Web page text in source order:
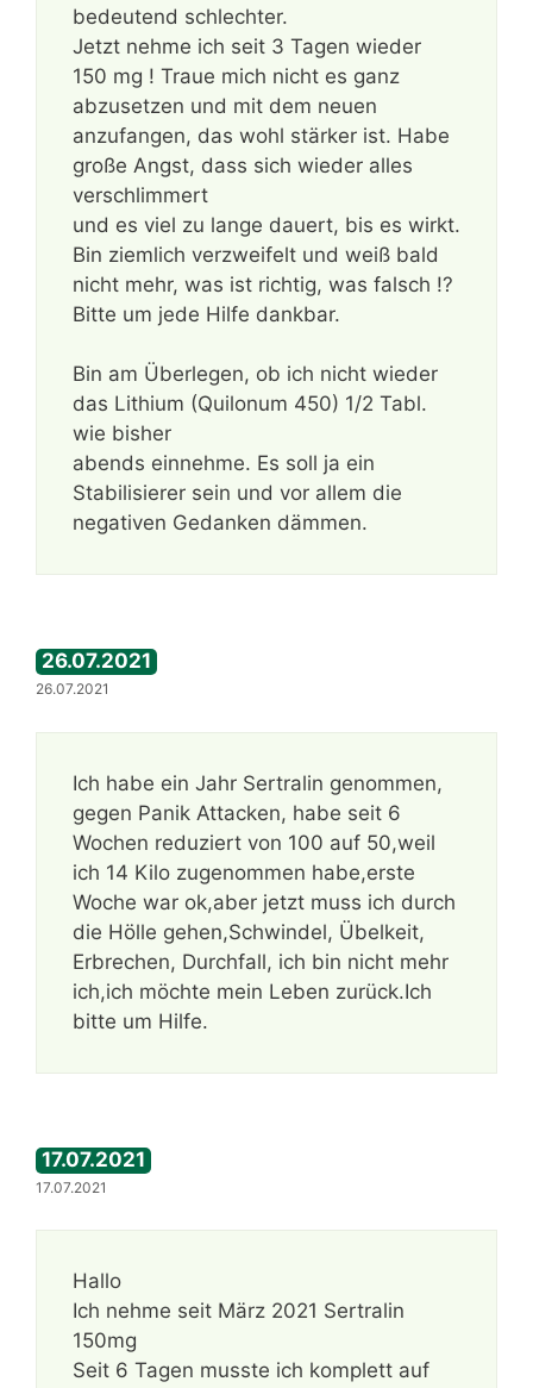
bedeutend schlechter.
Jetzt nehme ich seit 3 Tagen wieder
150 mg ! Traue mich nicht es ganz
abzusetzen und mit dem neuen
anzufangen, das wohl stärker ist. Habe
große Angst, dass sich wieder alles
verschlimmert
und es viel zu lange dauert, bis es wirkt.
Bin ziemlich verzweifelt und weiß bald
nicht mehr, was ist richtig, was falsch !?
Bitte um jede Hilfe dankbar.
Bin am Überlegen, ob ich nicht wieder
das Lithium (Quilonum 450) 1/2 Tabl.
wie bisher
abends einnehme. Es soll ja ein
Stabilisierer sein und vor allem die
negativen Gedanken dämmen.
26.07.2021
26.07.2021
Ich habe ein Jahr Sertralin genommen,
gegen Panik Attacken, habe seit 6
Wochen reduziert von 100 auf 50,weil
ich 14 Kilo zugenommen habe,erste
Woche war ok,aber jetzt muss ich durch
die Hölle gehen,Schwindel, Übelkeit,
Erbrechen, Durchfall, ich bin nicht mehr
ich,ich möchte mein Leben zurück.Ich
bitte um Hilfe.
17.07.2021
17.07.2021
Hallo
Ich nehme seit März 2021 Sertralin
150mg
Seit 6 Tagen musste ich komplett auf